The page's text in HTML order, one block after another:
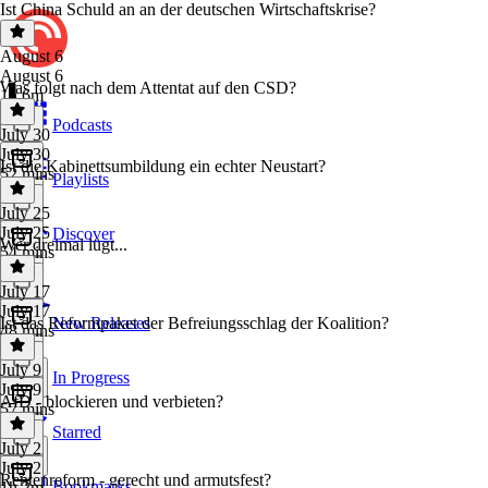
Podcasts
Playlists
Discover
New Releases
In Progress
Starred
Ist China Schuld an an der deutschen Wirtschaftskrise?
August 6
August 6
1h 6m
Was folgt nach dem Attentat auf den CSD?
July 30
July 30
52 mins
Ist die Kabinettsumbildung ein echter Neustart?
July 25
July 25
54 mins
Wer dreimal lügt...
July 17
July 17
48 mins
Ist das Reformpaket der Befreiungsschlag der Koalition?
July 9
July 9
57 mins
AfD - blockieren und verbieten?
July 2
July 2
Rentenreform - gerecht und armutsfest?